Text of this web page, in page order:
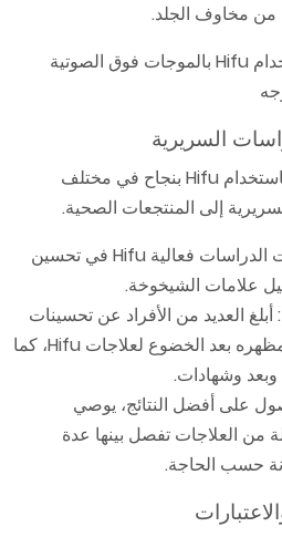
من مخاوف الجلد.
السريرية
تم استخدام العناية بالبشرة باستخدام Hifu بنجاح في مختلف
إلى المنتجعات الصحية.
: أظهرت الدراسات فعالية Hifu في تحسين
علامات الشيخوخة.
: أبلغ العديد من الأفراد عن تحسينات
كبيرة في نسيج الجلد ومظهره بعد الخضوع لعلاجات Hifu، كما
وشهادات.
على أفضل النتائج، يوصي
من العلاجات تفصل بينها عدة
حسب الحاجة.